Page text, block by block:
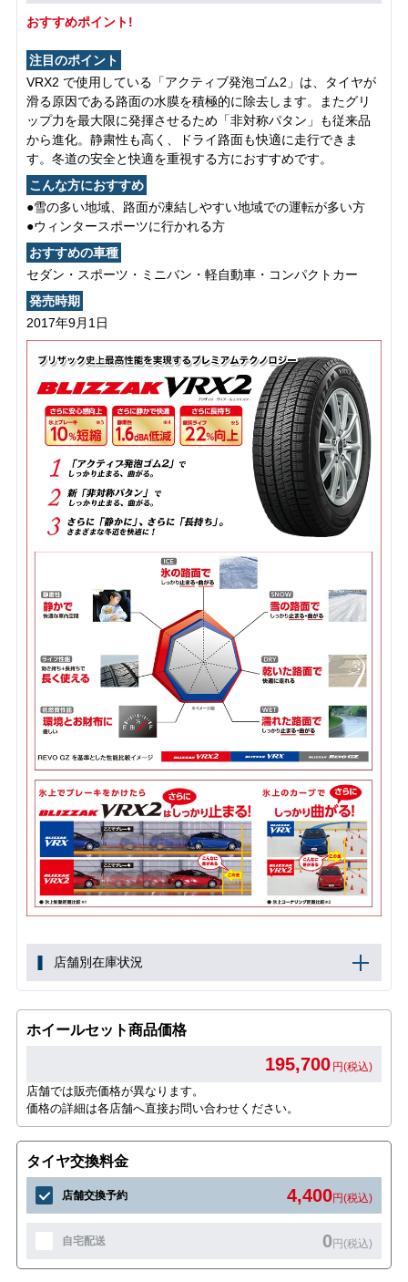
おすすめポイント!
注目のポイント
VRX2 で使用している「アクティブ発泡ゴム2」は、タイヤが
滑る原因である路面の水膜を積極的に除去します。またグリ
ップ力を最大限に発揮させるため「非対称パタン」も従来品
から進化。静粛性も高く、ドライ路面も快適に走行できま
す。冬道の安全と快適を重視する方におすすめです。
こんな方におすすめ
●雪の多い地域、路面が凍結しやすい地域での運転が多い方
●ウィンタースポーツに行かれる方
おすすめの車種
セダン・スポーツ・ミニバン・軽自動車・コンパクトカー
発売時期
2017年9月1日
店舗別在庫状況
ホイールセット商品価格
195,700 円(税込)
店舗では販売価格が異なります。
価格の詳細は各店舗へ直接お問い合わせください。
タイヤ交換料金
店舗交換予約 4,400円(税込)
自宅配送 0円(税込)